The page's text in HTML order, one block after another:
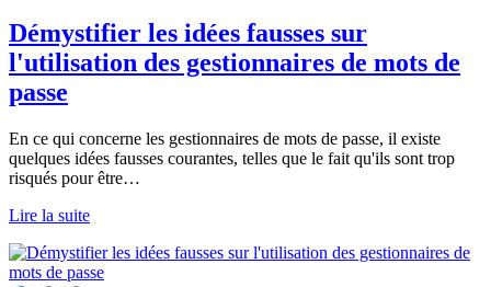
Démystifier les idées fausses sur
l'utilisation des gestionnaires de mots de
passe
En ce qui concerne les gestionnaires de mots de passe, il existe
quelques idées fausses courantes, telles que le fait qu'ils sont trop
risqués pour être…
Lire la suite